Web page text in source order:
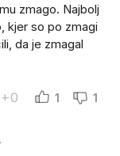
zmago. Najbolj
kjer so po zmagi
da je zmagal
+0 1 1